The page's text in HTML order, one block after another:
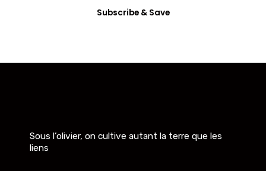
Subscribe & Save
Sous l’olivier, on cultive autant la terre que les
liens